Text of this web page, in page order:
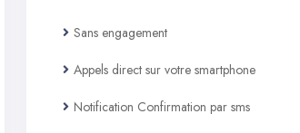
Sans engagement
Appels direct sur votre smartphone
Notification Confirmation par sms